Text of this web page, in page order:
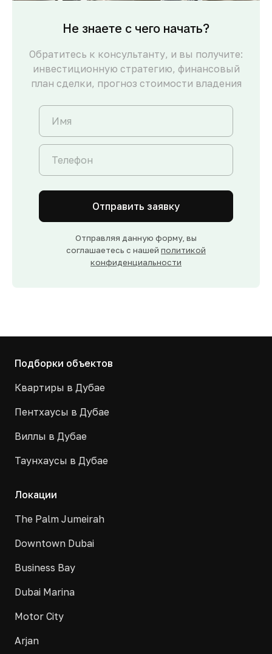
Не знаете с чего начать?
Обратитесь к консультанту, и вы получите:
инвестиционную стратегию, финансовый
план сделки, прогноз стоимости владения
Отправить заявку
Отправляя данную форму, вы
соглашаетесь с нашей политикой
конфиденциальности
Подборки объектов
Квартиры в Дубае
Пентхаусы в Дубае
Виллы в Дубае
Таунхаусы в Дубае
Локации
The Palm Jumeirah
Downtown Dubai
Business Bay
Dubai Marina
Motor City
Arjan